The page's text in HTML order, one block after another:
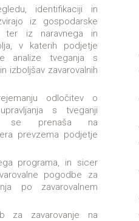
identifikaciji in
iz gospodarske
ter iz naravnega in
v katerih podjetje
analize tveganja s
izboljšav zavarovalnih
odločitev o
s tveganji
se prenaša na
prevzema podjetje
programa, in sicer
pogodbe za
po zavarovalnem
za zavarovanje na